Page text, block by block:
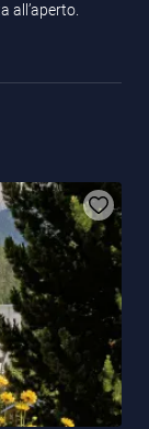
all’aperto.